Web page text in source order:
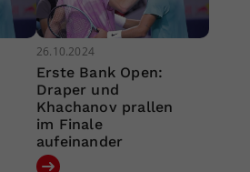
26.10.2024
Erste Bank Open:
Draper und
Khachanov prallen
im Finale
aufeinander